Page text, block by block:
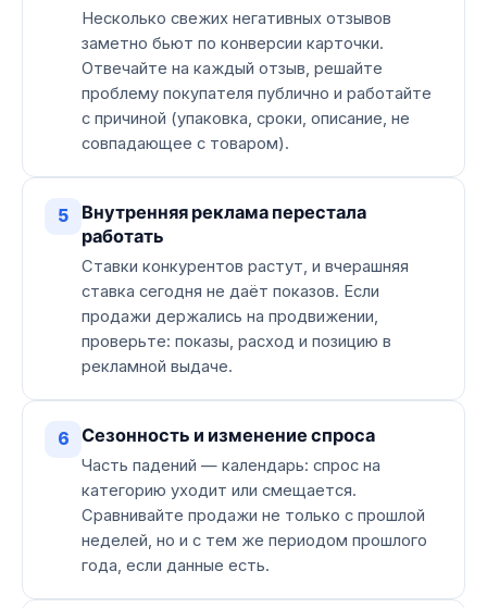
Несколько свежих негативных отзывов
заметно бьют по конверсии карточки.
Отвечайте на каждый отзыв, решайте
проблему покупателя публично и работайте
с причиной (упаковка, сроки, описание, не
совпадающее с товаром).
5
Внутренняя реклама перестала
работать
Ставки конкурентов растут, и вчерашняя
ставка сегодня не даёт показов. Если
продажи держались на продвижении,
проверьте: показы, расход и позицию в
рекламной выдаче.
6 Сезонность и изменение спроса
Часть падений — календарь: спрос на
категорию уходит или смещается.
Сравнивайте продажи не только с прошлой
неделей, но и с тем же периодом прошлого
года, если данные есть.